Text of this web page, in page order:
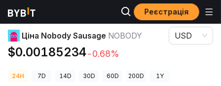
Реєстрація
Ціни криптовалют Ціна Nobody Sausage NOBODY
Ціна Nobody Sausage NOBODY
$0.00185234-0.68%
USD
24H 7D 14D 30D 60D 200D 1Y